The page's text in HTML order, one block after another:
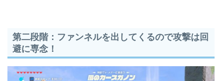
第二段階：ファンネルを出してくるので攻撃は回
避に専念！